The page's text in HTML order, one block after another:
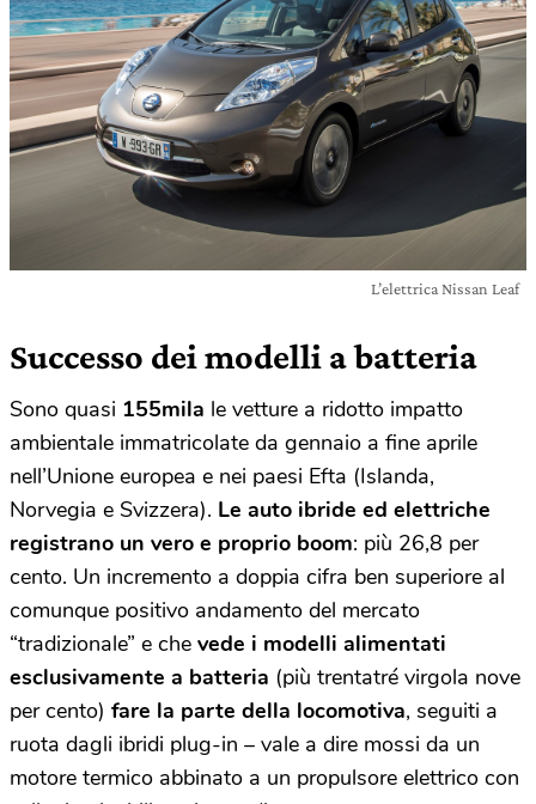
L’elettrica Nissan Leaf
Successo dei modelli a batteria
Sono quasi 155mila le vetture a ridotto impatto
ambientale immatricolate da gennaio a fine aprile
nell’Unione europea e nei paesi Efta (Islanda,
Norvegia e Svizzera). Le auto ibride ed elettriche
registrano un vero e proprio boom: più 26,8 per
cento. Un incremento a doppia cifra ben superiore al
comunque positivo andamento del mercato
“tradizionale” e che vede i modelli alimentati
esclusivamente a batteria (più trentatré virgola nove
per cento) fare la parte della locomotiva, seguiti a
ruota dagli ibridi plug-in – vale a dire mossi da un
motore termico abbinato a un propulsore elettrico con